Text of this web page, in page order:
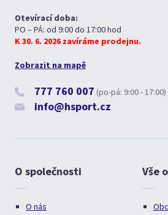
Otevírací doba:
PO – PÁ: od 9:00 do 17:00 hod
K 30. 6. 2026 zavíráme prodejnu.
Zobrazit na mapě
777 760 007 (po-pá: 9:00 - 17:00)
info@hsport.cz
O společnosti
O nás
Vše